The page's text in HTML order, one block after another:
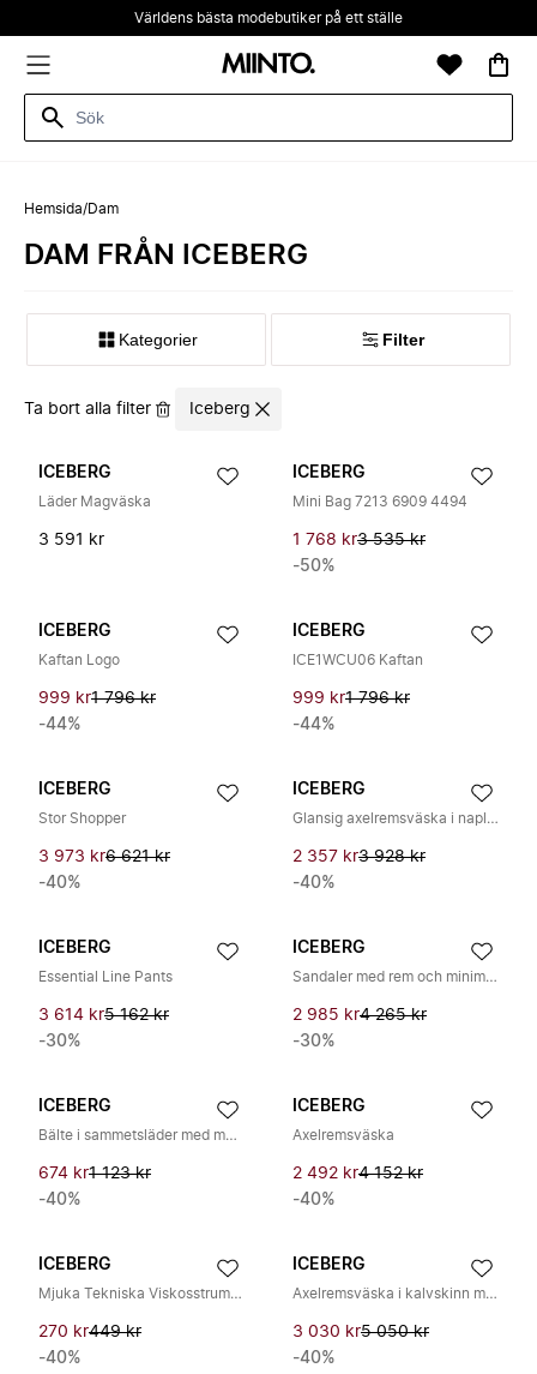
Världens bästa modebutiker på ett ställe
Hemsida/Dam
DAM FRÅN ICEBERG
Kategorier Filter
Ta bort alla filter Iceberg
ICEBERG
Läder Magväska
3 591 kr
ICEBERG
Mini Bag 7213 6909 4494
1 768 kr3 535 kr
-50%
ICEBERG
Kaftan Logo
999 kr1 796 kr
-44%
ICEBERG
ICE1WCU06 Kaftan
999 kr1 796 kr
-44%
ICEBERG
Stor Shopper
3 973 kr6 621 kr
-40%
ICEBERG
Glansig axelremsväska i naplakläder
2 357 kr3 928 kr
-40%
ICEBERG
Essential Line Pants
3 614 kr5 162 kr
-30%
ICEBERG
Sandaler med rem och minimal linje
2 985 kr4 265 kr
-30%
ICEBERG
Bälte i sammetsläder med monogramspänne
674 kr1 123 kr
-40%
ICEBERG
Axelremsväska
2 492 kr4 152 kr
-40%
ICEBERG
Mjuka Tekniska Viskosstrumpor
270 kr449 kr
-40%
ICEBERG
Axelremsväska i kalvskinn med I-spänne
3 030 kr5 050 kr
-40%